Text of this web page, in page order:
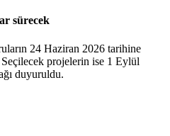
sürecek
24 Haziran 2026 tarihine
Seçilecek projelerin ise 1 Eylül
duyuruldu.